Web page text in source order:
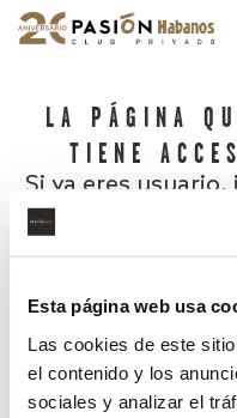
Esta página web usa
Las cookies de este
el contenido y los
sociales y analizar el
LA PÁGINA
TIENE
Si ya eres